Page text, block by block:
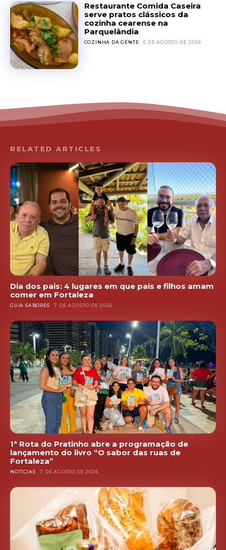
Restaurante Comida Caseira
serve pratos clássicos da
cozinha cearense na
Parquelândia
COZINHA DA GENTE 6 DE AGOSTO DE 2026
RELATED ARTICLES
Dia dos pais: 4 lugares em que pais e filhos amam
comer em Fortaleza
GUIA SABORES 7 DE AGOSTO DE 2026
1ª Rota do Pratinho abre a programação de
lançamento do livro “O sabor das ruas de
Fortaleza”
NOTÍCIAS 7 DE AGOSTO DE 2026